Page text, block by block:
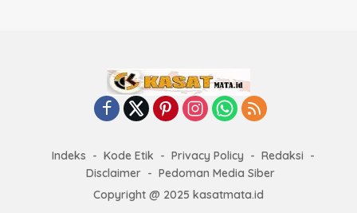
Indeks Kode Etik Privacy Policy
Redaksi
Disclaimer
Pedoman Media Siber
Copyright @ 2025 kasatmata.id